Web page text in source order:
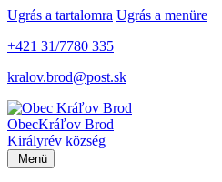
Ugrás a tartalomra Ugrás a menüre
+421 31/7780 335
kralov.brod@post.sk
ObecKráľov Brod
Királyrév község
Menü